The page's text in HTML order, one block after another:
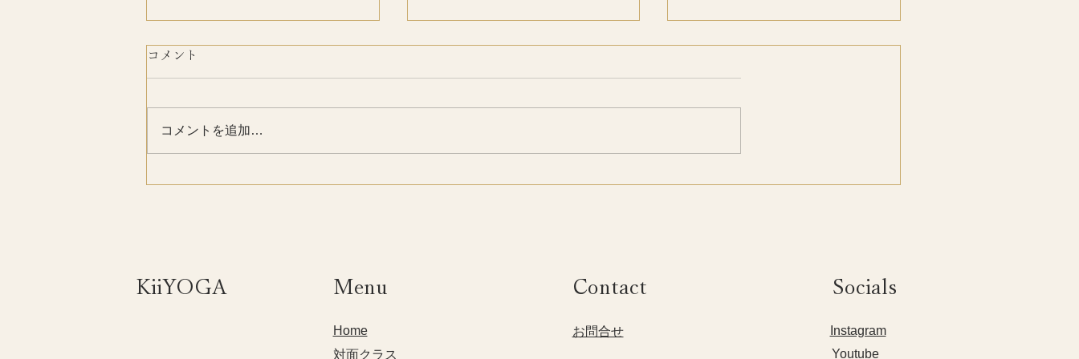
おかげさまで
季節とともに整える
季節の変わり目に育てたい女
コメント
コメントを追加…
​KiiYOGA Menu
Home
対面クラス​
Contact
​お問合せ
Socials
​Instagram
Youtube